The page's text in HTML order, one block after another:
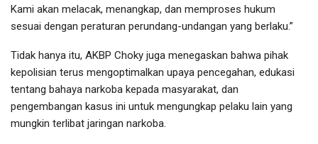
Kami akan melacak, menangkap, dan memproses hukum
sesuai dengan peraturan perundang-undangan yang berlaku.”
Tidak hanya itu, AKBP Choky juga menegaskan bahwa pihak
kepolisian terus mengoptimalkan upaya pencegahan, edukasi
tentang bahaya narkoba kepada masyarakat, dan
pengembangan kasus ini untuk mengungkap pelaku lain yang
mungkin terlibat jaringan narkoba.